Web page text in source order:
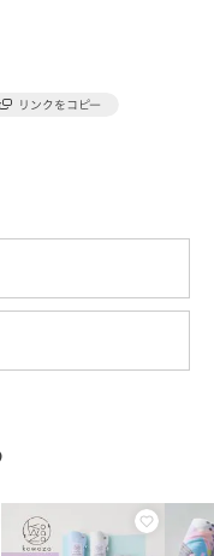
押し上げたらボタンから
的以外では使用しないで
りますので、絶対に取
、生地・手元等の色落ち